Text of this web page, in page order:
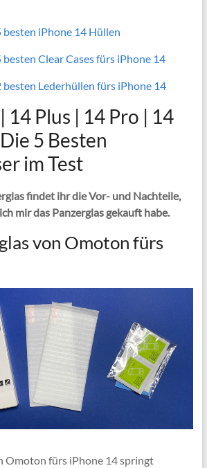
besten iPhone 14 Hüllen
besten Clear Cases fürs iPhone 14
besten Lederhüllen fürs iPhone 14
14 Plus | 14 Pro | 14
5 Besten
im Test
findet ihr die Vor- und Nachteile,
mir das Panzerglas gekauft habe.
von Omoton fürs
Omoton fürs iPhone 14 springt